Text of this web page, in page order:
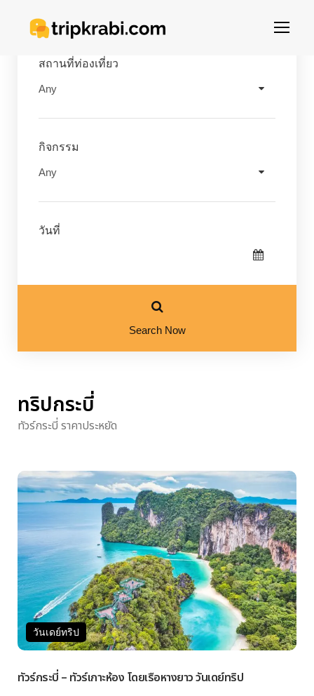
สถานที่ท่องเที่ยว
กิจกรรม
วันที่
Search Now
ทริปกระบี่
ทัวร์กระบี่ ราคาประหยัด
วันเดย์ทริป
ร์กระบี่ – ทัวร์เกาะห้อง โดยเรือหางยาว วันเดย์ทริป